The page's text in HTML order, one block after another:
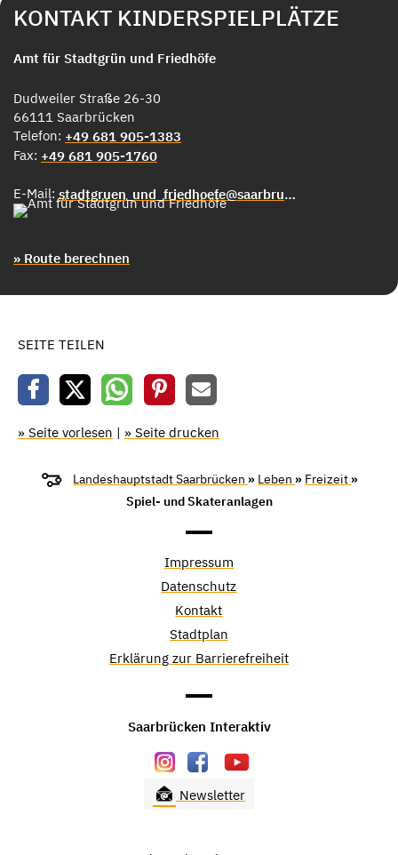
KONTAKT KINDERSPIELPLÄTZE
Amt für Stadtgrün und Friedhöfe
Dudweiler Straße 26-30
66111 Saarbrücken
Telefon: +49 681 905-1383
Fax: +49 681 905-1760
E-Mail: stadtgruen_und_friedhoefe@saarbruecken.de
» Route berechnen
SEITE TEILEN
» Seite vorlesen | » Seite drucken
Landeshauptstadt Saarbrücken » Leben » Freizeit »
Spiel- und Skateranlagen
Impressum
Datenschutz
Kontakt
Stadtplan
Erklärung zur Barrierefreiheit
Saarbrücken Interaktiv
Newsletter